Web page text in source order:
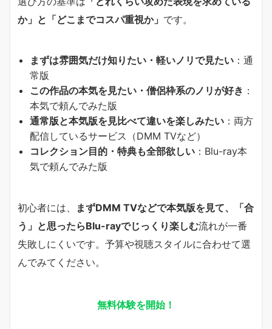
か」と「どこまでコスパ重視か」 です。
まずは雰囲気だけ知りたい・軽いノリで見たい ：通
常版
この作品の本気を見たい・僧侶枠系のノリが好き ：
本気で頼んでみた版
通常版と本気版を見比べて違いを楽しみたい ：両方
配信しているサービス（DMM TVなど）
コレクション目的・特典も全部欲しい ：Blu-ray本
気で頼んでみた版
初心者には、
まずDMM TVなどで本気版を見て、「合
う」と思ったらBlu-rayでじっくり楽しむ流れが一番
失敗しにくいです。予算や視聴スタイルに合わせて選
んでみてください。
無料体験を開始！